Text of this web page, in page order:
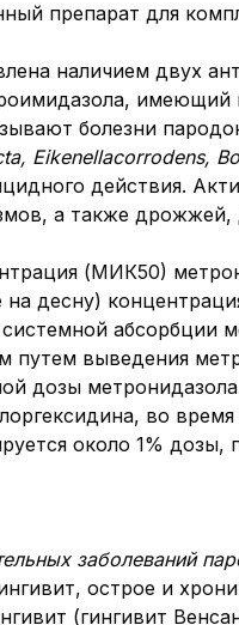
препарат для
наличием двух
имеющий
болезни
, Eikenellacorrodens,
действия.
а также
(МИК50)
десну)
выведения
дозы
во
около 1%
заболеваний
острое и
(гингивит